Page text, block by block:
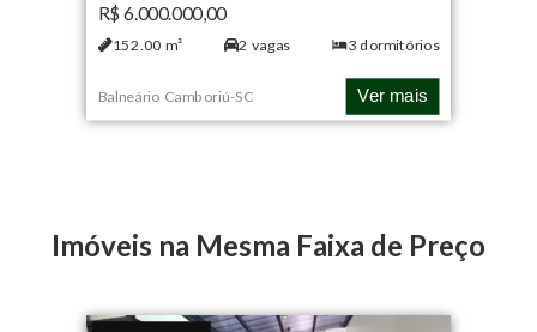
R$ 6.000.000,00
152.00 m² 2 vagas 3 dormitórios
Balneário Camboriú-SC Ver mais
Imóveis na Mesma Faixa de Preço